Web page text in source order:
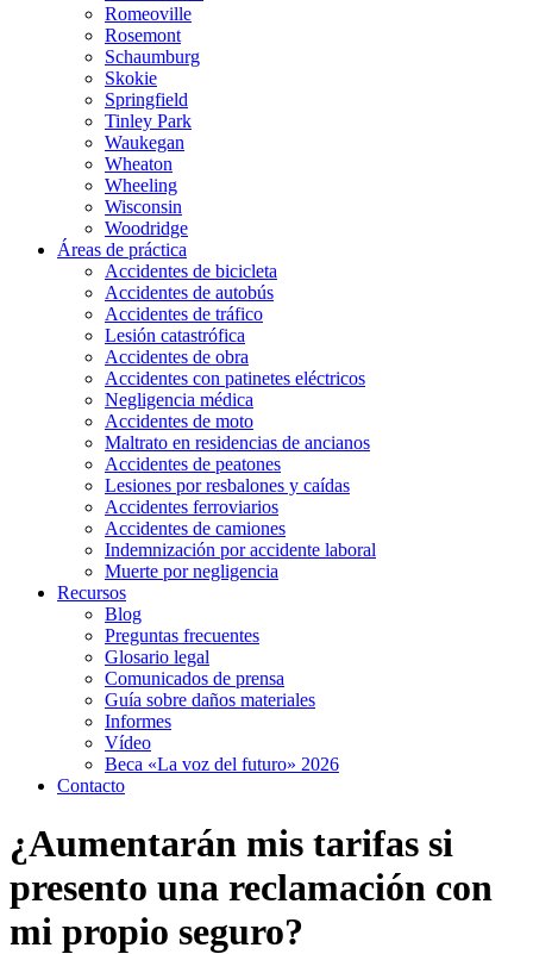
Romeoville
Rosemont
Schaumburg
Skokie
Springfield
Tinley Park
Waukegan
Wheaton
Wheeling
Wisconsin
Woodridge
Áreas de práctica
Accidentes de bicicleta
Accidentes de autobús
Accidentes de tráfico
Lesión catastrófica
Accidentes de obra
Accidentes con patinetes eléctricos
Negligencia médica
Accidentes de moto
Maltrato en residencias de ancianos
Accidentes de peatones
Lesiones por resbalones y caídas
Accidentes ferroviarios
Accidentes de camiones
Indemnización por accidente laboral
Muerte por negligencia
Recursos
Blog
Preguntas frecuentes
Glosario legal
Comunicados de prensa
Guía sobre daños materiales
Informes
Vídeo
Beca «La voz del futuro» 2026
Contacto
¿Aumentarán mis tarifas si
presento una reclamación con
mi propio seguro?